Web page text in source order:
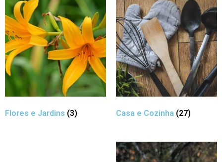
Flores e Jardins (3) Casa e Cozinha (27)